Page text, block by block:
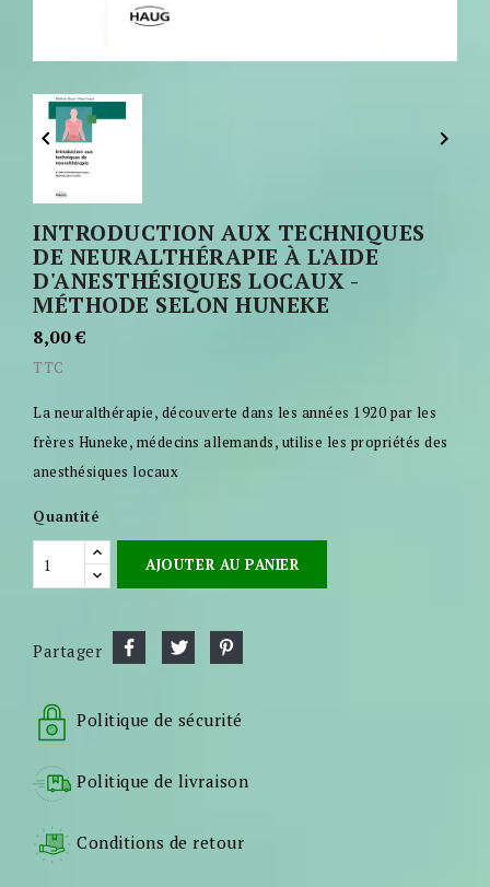
 
INTRODUCTION AUX TECHNIQUES
DE NEURALTHÉRAPIE À L'AIDE
D'ANESTHÉSIQUES LOCAUX -
MÉTHODE SELON HUNEKE
8,00 €
TTC
La neuralthérapie, découverte dans les années 1920 par les
frères Huneke, médecins allemands, utilise les propriétés des
anesthésiques locaux
Quantité
AJOUTER AU PANIER
Partager
Politique de sécurité
Politique de livraison
Conditions de retour